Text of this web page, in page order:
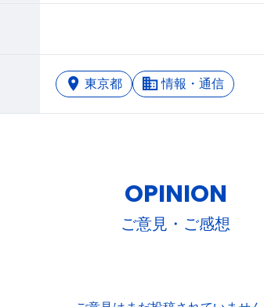
東京都 情報・通信
OPINION
ご意見・ご感想